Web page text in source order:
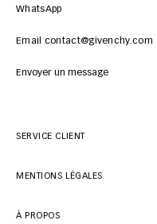
WhatsApp
Email contact@givenchy.com
Envoyer un message
SERVICE CLIENT
MENTIONS LÉGALES
À PROPOS